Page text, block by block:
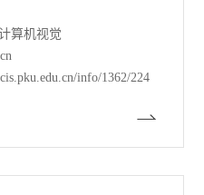
算机视觉
info/1362/224